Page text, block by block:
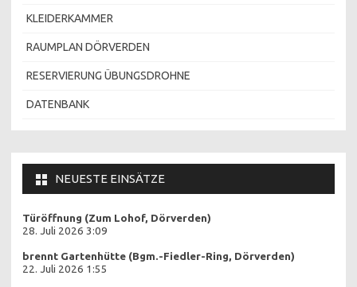
KLEIDERKAMMER
RAUMPLAN DÖRVERDEN
RESERVIERUNG ÜBUNGSDROHNE
DATENBANK
NEUESTE EINSÄTZE
Türöffnung (Zum Lohof, Dörverden)
28. Juli 2026 3:09
brennt Gartenhütte (Bgm.-Fiedler-Ring, Dörverden)
22. Juli 2026 1:55